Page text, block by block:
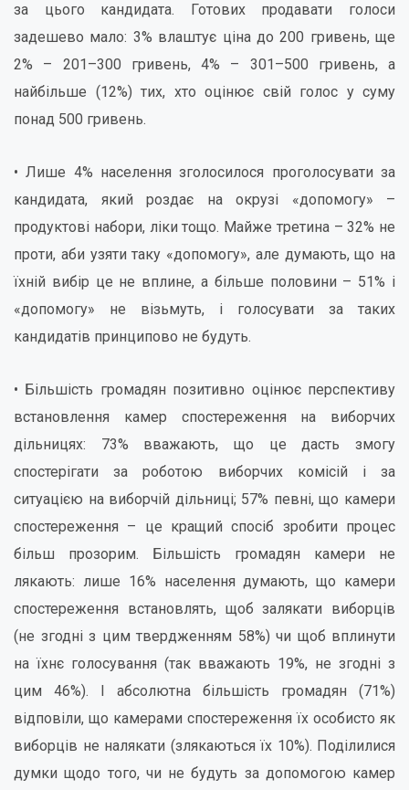
за цього кандидата. Готових продавати голоси
задешево мало: 3% влаштує ціна до 200 гривень, ще
2% – 201–300 гривень, 4% – 301–500 гривень, а
найбільше (12%) тих, хто оцінює свій голос у суму
понад 500 гривень.
• Лише 4% населення зголосилося проголосувати за
кандидата, який роздає на окрузі «допомогу» –
продуктові набори, ліки тощо. Майже третина – 32% не
проти, аби узяти таку «допомогу», але думають, що на
їхній вибір це не вплине, а більше половини – 51% і
«допомогу» не візьмуть, і голосувати за таких
кандидатів принципово не будуть.
• Більшість громадян позитивно оцінює перспективу
встановлення камер спостереження на виборчих
дільницях: 73% вважають, що це дасть змогу
спостерігати за роботою виборчих комісій і за
ситуацією на виборчій дільниці; 57% певні, що камери
спостереження – це кращий спосіб зробити процес
більш прозорим. Більшість громадян камери не
лякають: лише 16% населення думають, що камери
спостереження встановлять, щоб залякати виборців
(не згодні з цим твердженням 58%) чи щоб вплинути
на їхнє голосування (так вважають 19%, не згодні з
цим 46%). І абсолютна більшість громадян (71%)
відповіли, що камерами спостереження їх особисто як
виборців не налякати (злякаються їх 10%). Поділилися
думки щодо того, чи не будуть за допомогою камер